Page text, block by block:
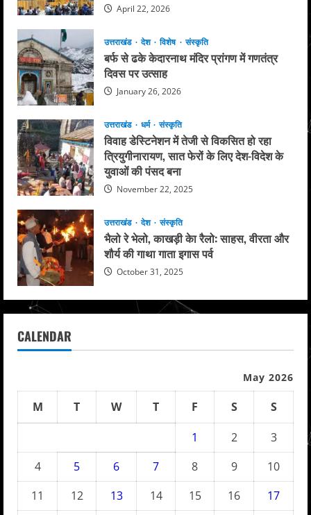
April 22, 2026
उत्तराखंड देश विशेष संस्कृति
बर्फ से ढके केदारनाथ मंदिर प्रांगण में गणतंत्र
दिवस पर उत्साह
January 26, 2026
उत्तराखंड धर्म संस्कृति
विवाह डेस्टिनेशन में तेजी से विकसित हो रहा
त्रियुगीनारायण, सात फेरों के लिए देश-विदेश के
युवाओं की पंसद बना
November 22, 2025
उत्तराखंड देश संस्कृति
भैलो रे भेलो, काखड़ी केा रैलो: साहस, वीरता और
शौर्य की गाथा गाता इगास पर्व
October 31, 2025
CALENDAR
May 2026
M T W T F S
S
1
2
3
4
5 6 7 8 9
10
11
12 13 14 15 16 17